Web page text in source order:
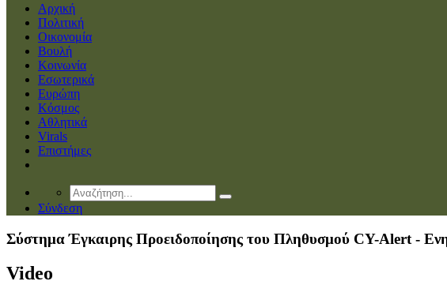
Αρχική
Πολιτική
Οικονομία
Βουλή
Κοινωνία
Εσωτερικά
Ευρώπη
Κόσμος
Αθλητικά
Virals
Επιστήμες
Σύνδεση
Σύστημα Έγκαιρης Προειδοποίησης του Πληθυσμού CY-Alert -
Video